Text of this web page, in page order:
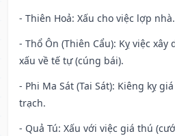
- Thiên Hoả: Xấu cho việc lợp nhà.
- Thổ Ôn (Thiên Cẩu): Kỵ việc
xấu về tế tự (cúng bái).
- Phi Ma Sát (Tai Sát): Kiêng kỵ
trạch.
- Quả Tú: Xấu với việc giá thú